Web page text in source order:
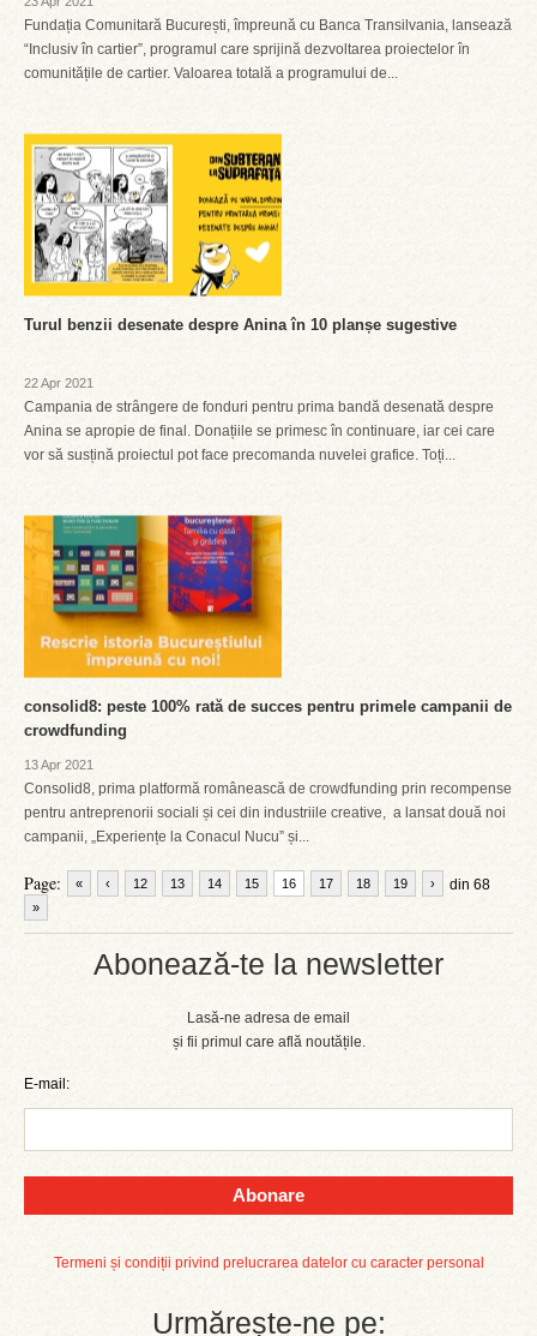
Abonează-te la newsletter
Lasă-ne adresa de email
și fii primul care află noutățile.
E-mail:
Abonare
Termeni și condiții privind prelucrarea datelor cu caracter personal
Urmărește-ne pe:
Fundația Comunitară București, împreună cu Banca Transilvania, lansează
“Inclusiv în cartier”, programul care sprijină dezvoltarea proiectelor în
comunitățile de cartier. Valoarea totală a programului de...
Turul benzii desenate despre Anina în 10 planșe sugestive
22 Apr 2021
Campania de strângere de fonduri pentru prima bandă desenată despre
Anina se apropie de final. Donațiile se primesc în continuare, iar cei care
vor să susțină proiectul pot face precomanda nuvelei grafice. Toți...
consolid8: peste 100% rată de succes pentru primele campanii de
crowdfunding
13 Apr 2021
Consolid8, prima platformă românească de crowdfunding prin recompense
pentru antreprenorii sociali și cei din industriile creative, a lansat două noi
campanii, „Experiențe la Conacul Nucu” și...
Page: « ‹ 12 13 14 15 16 17 18 19 din 68
›
»